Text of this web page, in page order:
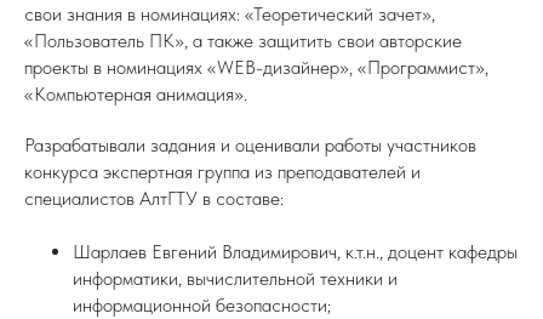
свои знания в номинациях: «Теоретический зачет»,
«Пользователь ПК», а также защитить свои авторские
проекты в номинациях «WEB-дизайнер», «Программист»,
«Компьютерная анимация».
Разрабатывали задания и оценивали работы участников
конкурса экспертная группа из преподавателей и
специалистов АлтГТУ в составе:
Шарлаев Евгений Владимирович, к.т.н., доцент кафедры
информатики, вычислительной техники и
информационной безопасности;